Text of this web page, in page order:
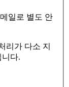
일로 별도 안
리가 다소 지
다.